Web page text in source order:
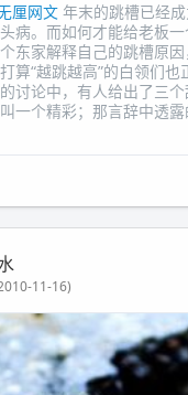
厘网文 年末的跳槽已经
病。而如何才能给老板
东家解释自己的跳槽原
算“越跳越高”的白领们也
讨论中，有人给出了三
一个精彩；那言辞中透露
11-16)